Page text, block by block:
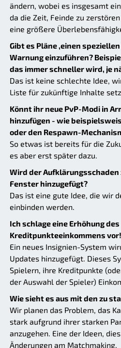
ändern, wobei es insgesamt
da die Zeit, Feinde zu
eine größere
Gibt es Pläne ,einen
Warnung einzuführen?
das immer schneller wird, je
Das ist keine schlechte Idee,
Liste für zukünftige Inhalte
Könnt ihr neue PvP-Modi in
hinzufügen - wie
oder den Respawn-
So etwas ist bereits für die
es aber erst später dazu.
Wird der
Fenster hinzugefügt?
Das ist eine gute Idee, die wir
einbinden werden.
Ich schlage eine Erhöhung des
Kreditpunkteeinkommens vor!
Ein neues Insignien-System
Updates hinzugefügt. Dieses
Spielern, ihre Kreditpunkte
der Auswahl der Spieler)
Wie sieht es aus mit den zu
Wir planen das Problem, das
stark aufgrund ihrer starken
anzugehen. Eine der Ideen,
Änderungen am Matchmaking.